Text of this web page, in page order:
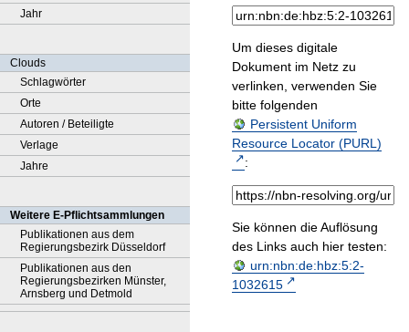
Jahr
Clouds
Schlagwörter
Orte
Autoren / Beteiligte
Verlage
Jahre
Weitere E-Pflichtsammlungen
Publikationen aus dem
Regierungsbezirk Düsseldorf
Publikationen aus den
Regierungsbezirken Münster,
Arnsberg und Detmold
Um dieses digitale
Dokument im Netz zu
verlinken, verwenden Sie
bitte folgenden
Persistent Uniform
Resource Locator (PURL)
:
Sie können die Auflösung
des Links auch hier testen:
urn:nbn:de:hbz:5:2-
1032615